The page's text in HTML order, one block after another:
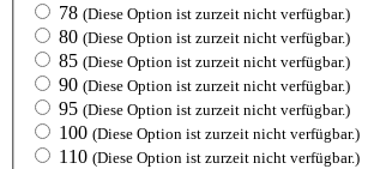
78 (Diese Option ist zurzeit nicht verfügbar.)
80 (Diese Option ist zurzeit nicht verfügbar.)
85 (Diese Option ist zurzeit nicht verfügbar.)
90 (Diese Option ist zurzeit nicht verfügbar.)
95 (Diese Option ist zurzeit nicht verfügbar.)
100 (Diese Option ist zurzeit nicht verfügbar.)
110 (Diese Option ist zurzeit nicht verfügbar.)